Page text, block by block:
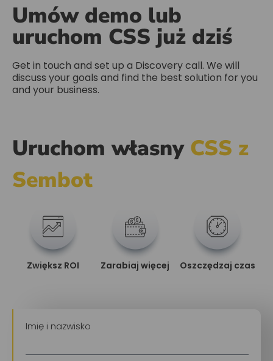
Umów demo lub
uruchom CSS już dziś
Get in touch and set up a Discovery call. We will
discuss your goals and find the best solution for you
and your business.
Uruchom własny CSS z
Sembot
Zwiększ ROI Zarabiaj więcej Oszczędzaj czas
Imię i nazwisko